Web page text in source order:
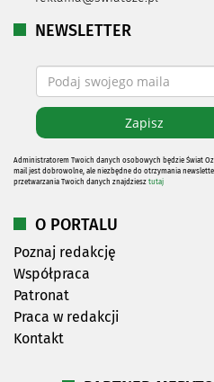
NEWSLETTER
Administratorem Twoich danych osobowych będzie Świat
mail jest dobrowolne, ale niezbędne do otrzymania
przetwarzania Twoich danych znajdziesz tutaj
O PORTALU
Poznaj redakcję
Współpraca
Patronat
Praca w redakcji
Kontakt